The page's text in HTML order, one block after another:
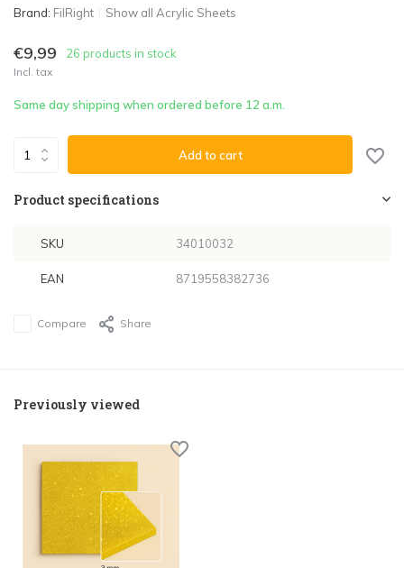
Brand: FilRight Show all Acrylic Sheets
€9,99 26 products in stock
Incl. tax
Same day shipping when ordered before 12 a.m.
Add to cart
Product specifications
SKU 34010032
EAN 8719558382736
Compare Share
Previously viewed